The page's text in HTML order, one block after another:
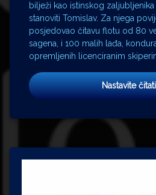
bilježi kao istinskog
stanoviti Tomislav. Za njega
posjedovao čitavu flotu od 80
sagena, i 100 malih lađa,
opremljenih licenciranim
Nastavite